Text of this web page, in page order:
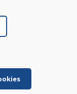
zastrzeżone